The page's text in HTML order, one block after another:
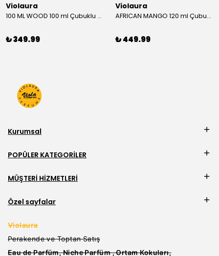
Violaura
100 ML WOOD 100 ml Çubuklu Oda Kokusu
₺ 349.99
Violaura
AFRICAN MANGO 120 ml Çubuklu Oda Kokusu
₺ 449.99
Kurumsal
POPÜLER KATEGORİLER
MÜŞTERİ HİZMETLERİ
Özel sayfalar
Violaura
Perakende ve Toptan Satış
Eau de Parfüm, Niche Parfüm , Ortam Kokuları,